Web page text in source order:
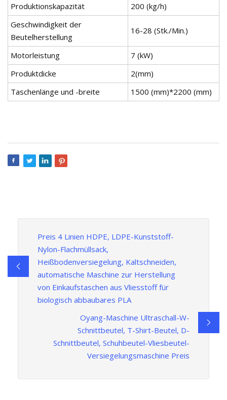
Produktionskapazität
200 (kg/h)
Geschwindigkeit der
Beutelherstellung
16-28 (Stk./Min.)
Motorleistung
7 (kW)
Produktdicke
2(mm)
Taschenlänge und -breite
1500 (mm)*2200 (mm)
Preis 4 Linien HDPE, LDPE-Kunststoff-
Nylon-Flachmüllsack,
Heißbodenversiegelung, Kaltschneiden,
automatische Maschine zur Herstellung
von Einkaufstaschen aus Vliesstoff für
biologisch abbaubares PLA
Oyang-Maschine Ultraschall-W-
Schnittbeutel, T-Shirt-Beutel, D-
Schnittbeutel, Schuhbeutel-Vliesbeutel-
Versiegelungsmaschine Preis